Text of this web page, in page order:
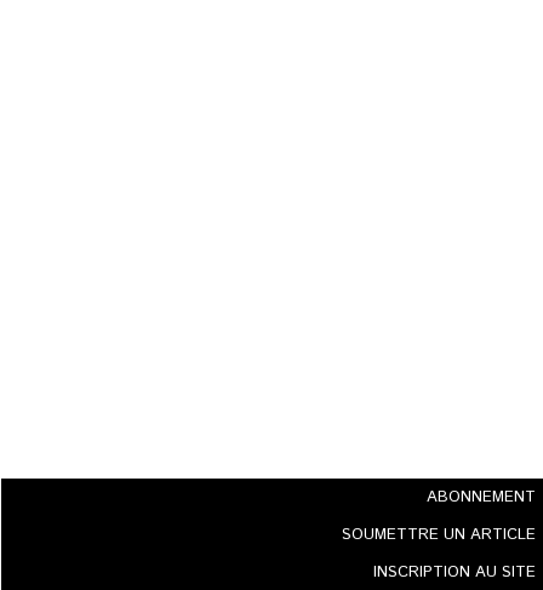
ABONNEMENT
SOUMETTRE UN ARTICLE
INSCRIPTION AU SITE